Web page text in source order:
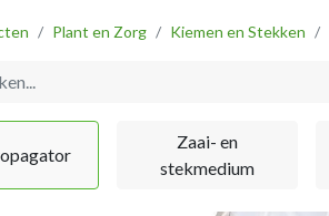
Plant en Zorg Kiemen en Stekken
Zaai- en
stekmedium